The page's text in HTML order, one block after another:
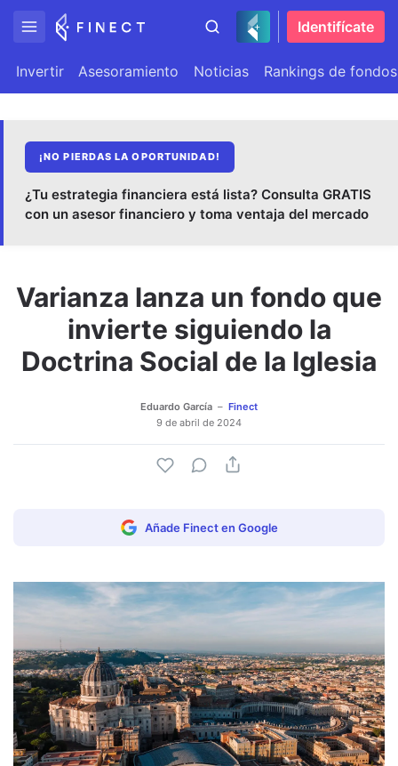
Identifícate
Invertir Asesoramiento Noticias Rankings de fondos
¡NO PIERDAS LA OPORTUNIDAD!
¿Tu estrategia financiera está lista? Consulta GRATIS
con un asesor financiero y toma ventaja del mercado
Varianza lanza un fondo que
invierte siguiendo la
Doctrina Social de la Iglesia
Eduardo García
Finect
9 de abril de 2024
Añade Finect en Google